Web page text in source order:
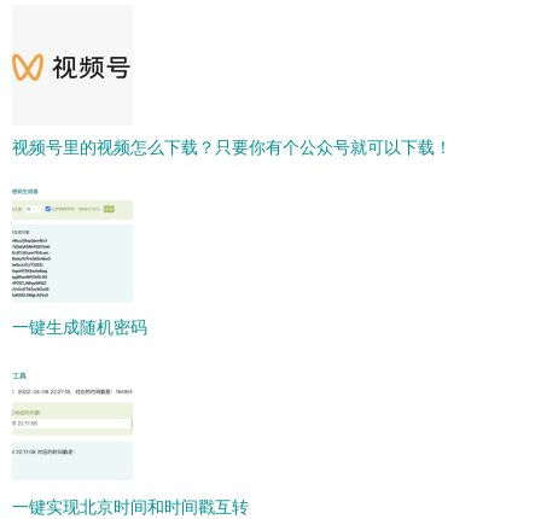
视频号里的视频怎么下载？只要你有个公众号就可以下载！
一键生成随机密码
一键实现北京时间和时间戳互转